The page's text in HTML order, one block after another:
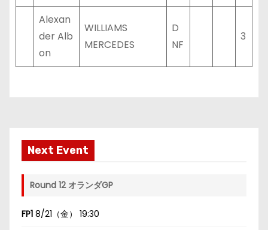
Alexan
der Alb
on
WILLIAMS
MERCEDES
D
NF
3
Next Event
Round 12 オランダGP
FP1 8/21（金） 19:30